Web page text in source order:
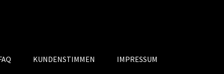
KUNDENSTIMMEN IMPRESSUM